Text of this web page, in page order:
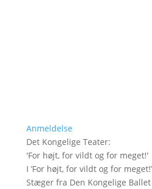
Anmeldelse
Det Kongelige Teater:
'For højt, for vildt og for meget!'
I ’For højt, for vildt og for
Stæger fra Den Kongelige